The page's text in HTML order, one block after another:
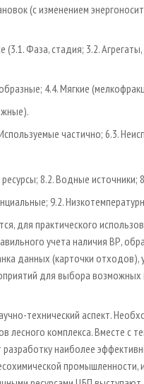
(с изменением
(3.1. Фаза, стадия; 3.2.
4.4. Мягкие
частично; 6.3.
8.2. Водные источники;
9.2.
для практического
учета наличия ВР,
данных (карточки отходов),
для выбора возможных
технический аспект.
комплекса. Вместе с
наиболее
промышленности,